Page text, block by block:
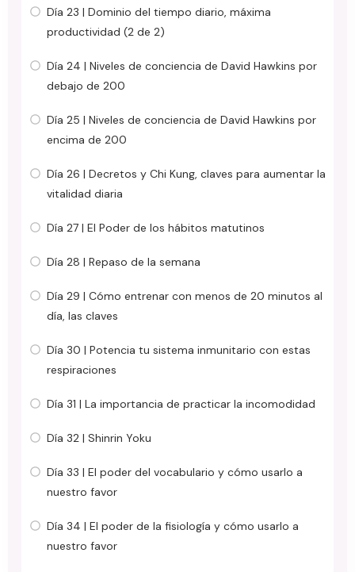
Día 23 | Dominio del tiempo diario, máxima
productividad (2 de 2)
Día 24 | Niveles de conciencia de David Hawkins por
debajo de 200
Día 25 | Niveles de conciencia de David Hawkins por
encima de 200
Día 26 | Decretos y Chi Kung, claves para aumentar la
vitalidad diaria
Día 27 | El Poder de los hábitos matutinos
Día 28 | Repaso de la semana
Día 29 | Cómo entrenar con menos de 20 minutos al
día, las claves
Día 30 | Potencia tu sistema inmunitario con estas
respiraciones
Día 31 | La importancia de practicar la incomodidad
Día 32 | Shinrin Yoku
Día 33 | El poder del vocabulario y cómo usarlo a
nuestro favor
Día 34 | El poder de la fisiología y cómo usarlo a
nuestro favor